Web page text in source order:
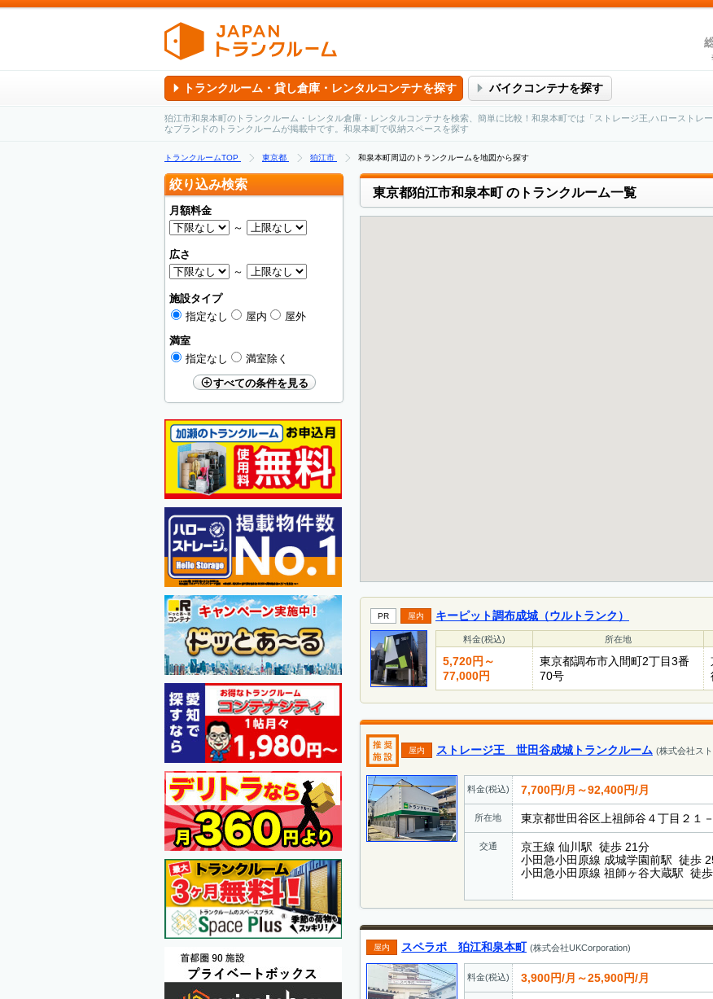
トランクルーム・貸し倉庫・レンタルコンテナを探す バイクコンテナを探す
狛江市和泉本町のトランクルーム・レンタル倉庫・レンタルコンテナを検索、簡単に比較！和泉本町では「ストレージ王,ハローストレ
なブランドのトランクルームが掲載中です。和泉本町で収納スペースを探す
トランクルームTOP 東京都 狛江市 和泉本町周辺のトランクルームを地図から探す
東京都狛江市和泉本町のトランクルーム一覧
PR 屋内 キーピット調布成城（ウルトランク）
料金(税込) 所在地
5,720円～
77,000円
東京都調布市入間町2丁目3番
70号
屋内 ストレージ王 世田谷成城トランクルーム (株式会社ス
料金(税込) 7,700円/月～92,400円/月
所在地 東京都世田谷区上祖師谷４丁目２１
交通
京王線 仙川駅 徒歩 21分
小田急小田原線 成城学園前駅 徒歩
小田急小田原線 祖師ヶ谷大蔵駅 徒
屋内 スペラボ 狛江和泉本町 (株式会社UKCorporation)
料金(税込) 3,900円/月～25,900円/月
絞り込み検索
月額料金
～
広さ
～
施設タイプ
指定なし
屋内
屋外
満室
指定なし
満室除く
すべての条件を見る